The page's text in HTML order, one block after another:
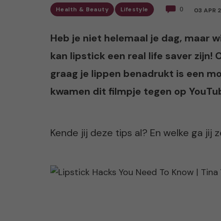
Health & Beauty Lifestyle 0 03 APR
Heb je niet helemaal je dag, maar
kan lipstick een real life saver zijn!
graag je lippen benadrukt is een
kwamen dit filmpje tegen op
Kende jij deze tips al? En welke ga jij